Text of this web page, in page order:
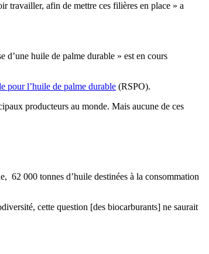
travailler, afin de mettre ces filières en place » a
huile de palme durable » est en cours
pour l’huile de palme durable (RSPO).
producteurs au monde. Mais aucune de ces
62 000 tonnes d’huile destinées à la consommation
cette question [des biocarburants] ne saurait